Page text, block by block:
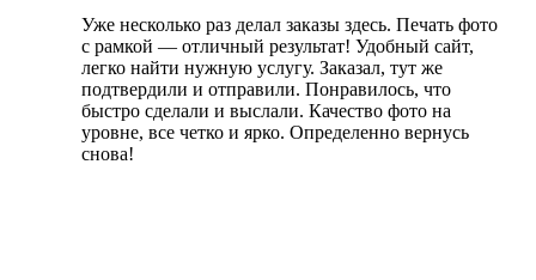
Уже несколько раз делал заказы здесь. Печать фото
с рамкой — отличный результат! Удобный сайт,
легко найти нужную услугу. Заказал, тут же
подтвердили и отправили. Понравилось, что
быстро сделали и выслали. Качество фото на
уровне, все четко и ярко. Определенно вернусь
снова!